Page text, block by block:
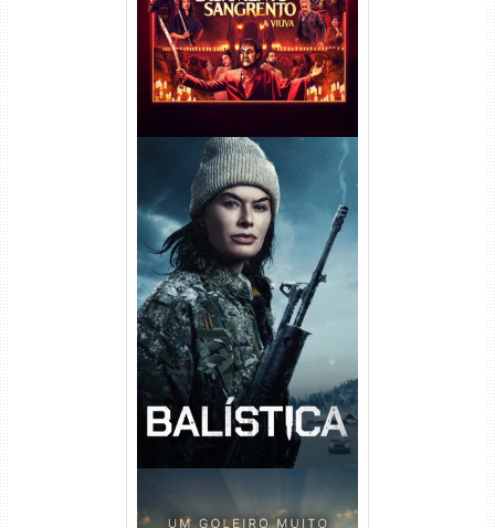
Balística Torrent (2025) WEB-
DL 1080p Dual Áudio